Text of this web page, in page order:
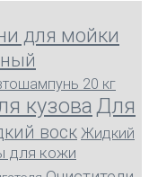
для мойки
20 кг
кузоваДля
воск Жидкий
для кожи